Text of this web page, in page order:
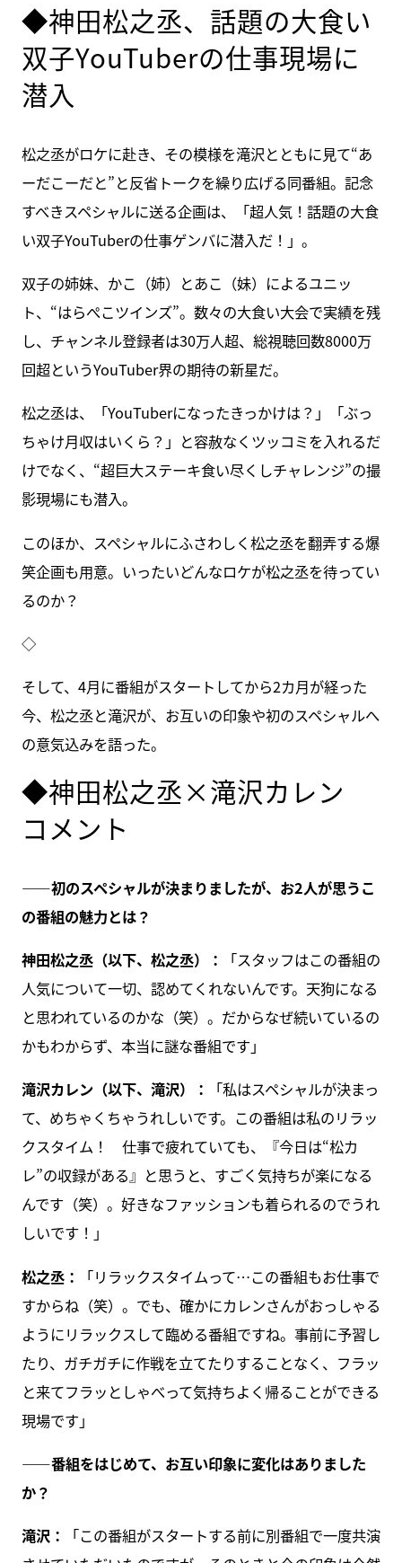
◆神田松之丞、話題の大食い
双子YouTuberの仕事現場に
潜入
松之丞がロケに赴き、その模様を滝沢とともに見て“あ
ーだこーだと”と反省トークを繰り広げる同番組。記念
すべきスペシャルに送る企画は、「超人気！話題の大食
い双子YouTuberの仕事ゲンバに潜入だ！」。
双子の姉妹、かこ（姉）とあこ（妹）によるユニッ
ト、“はらぺこツインズ”。数々の大食い大会で実績を残
し、チャンネル登録者は30万人超、総視聴回数8000万
回超というYouTuber界の期待の新星だ。
松之丞は、「YouTuberになったきっかけは？」「ぶっ
ちゃけ月収はいくら？」と容赦なくツッコミを入れるだ
けでなく、“超巨大ステーキ食い尽くしチャレンジ”の撮
影現場にも潜入。
このほか、スペシャルにふさわしく松之丞を翻弄する爆
笑企画も用意。いったいどんなロケが松之丞を待ってい
るのか？
◇
そして、4月に番組がスタートしてから2カ月が経った
今、松之丞と滝沢が、お互いの印象や初のスペシャルへ
の意気込みを語った。
◆神田松之丞×滝沢カレン
コメント
――初のスペシャルが決まりましたが、お2人が思うこ
の番組の魅力とは？
神田松之丞（以下、松之丞）：
「スタッフはこの番組の
人気について一切、認めてくれないんです。天狗になる
と思われているのかな（笑）。だからなぜ続いているの
かもわからず、本当に謎な番組です」
滝沢カレン（以下、滝沢）：
「私はスペシャルが決まっ
て、めちゃくちゃうれしいです。この番組は私のリラッ
クスタイム！ 仕事で疲れていても、『今日は“松カ
レ”の収録がある』と思うと、すごく気持ちが楽になる
んです（笑）。好きなファッションも着られるのでうれ
しいです！」
松之丞：
「リラックスタイムって…この番組もお仕事で
すからね（笑）。でも、確かにカレンさんがおっしゃる
ようにリラックスして臨める番組ですね。事前に予習し
たり、ガチガチに作戦を立てたりすることなく、フラッ
と来てフラッとしゃべって気持ちよく帰ることができる
現場です」
――番組をはじめて、お互い印象に変化はありました
か？
滝沢：
「この番組がスタートする前に別番組で一度共演